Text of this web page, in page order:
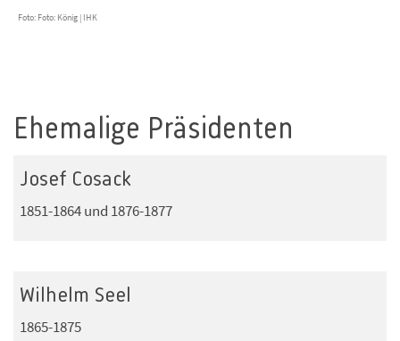
Foto: Foto: König | IHK
Ehemalige Präsidenten
Josef Cosack
1851-1864 und 1876-1877
Wilhelm Seel
1865-1875